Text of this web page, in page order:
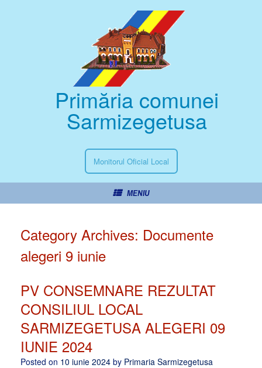
Primăria comunei
Sarmizegetusa
Monitorul Oficial Local
MENIU
Category Archives: Documente
alegeri 9 iunie
PV CONSEMNARE REZULTAT
CONSILIUL LOCAL
SARMIZEGETUSA ALEGERI 09
IUNIE 2024
Posted on 10 iunie 2024 by Primaria Sarmizegetusa